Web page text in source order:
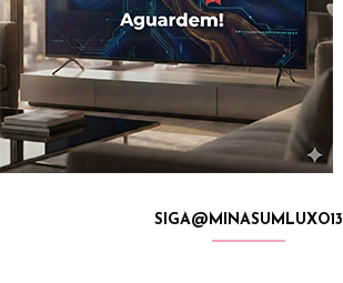
SIGA@MINASUMLUXO13